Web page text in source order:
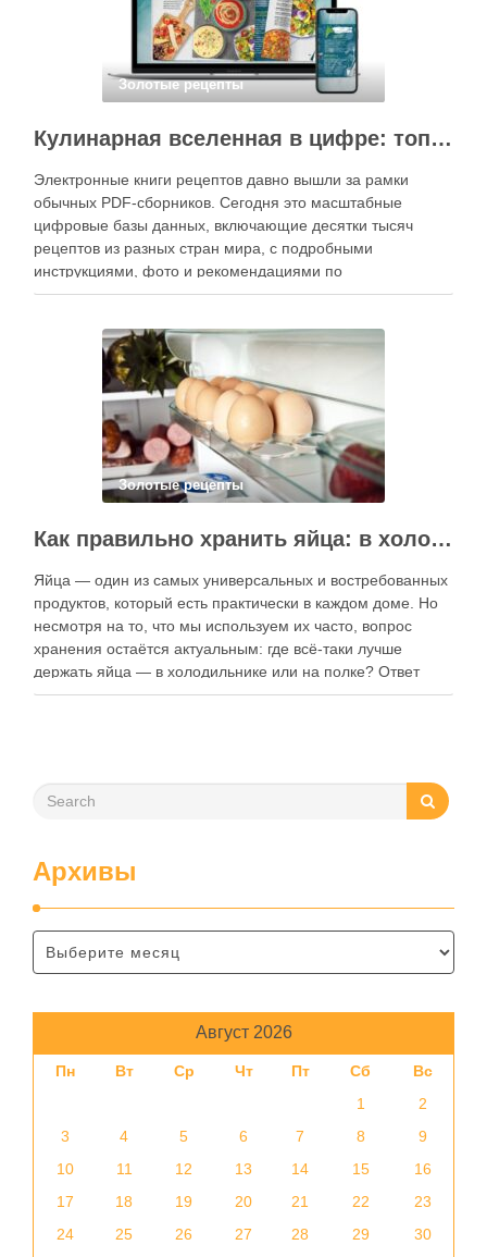
Золотые рецепты
Кулинарная вселенная в цифре: топ-3 самых больших электронных книг рецептов
Электронные книги рецептов давно вышли за рамки
обычных PDF-сборников. Сегодня это масштабные
цифровые базы данных, включающие десятки тысяч
рецептов из разных стран мира, с подробными
инструкциями, фото и рекомендациями по
приготовлению. В отличие от печатных изданий,
контент, расширять коллекции блюд и добавлять новые
функции. Ниже …
Золотые рецепты
Как правильно хранить яйца: в холодильнике или на полке?
Яйца — один из самых универсальных и востребованных
продуктов, который есть практически в каждом доме. Но
несмотря на то, что мы используем их часто, вопрос
хранения остаётся актуальным: где всё-таки лучше
держать яйца — в холодильнике или на полке? Ответ
зависит от нескольких факторов, включая температуру
Архивы
Август 2026
Пн Вт Ср Чт Пт Сб
Вс
1
2
3
4 5 6 7 8
9
10
11 12 13 14 15
16
17
18 19 20 21 22
23
24
25 26 27 28 29
30